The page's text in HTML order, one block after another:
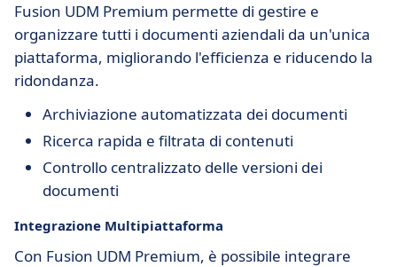
Fusion UDM Premium permette di gestire e
organizzare tutti i documenti aziendali da un'unica
piattaforma, migliorando l'efficienza e riducendo la
ridondanza.
Archiviazione automatizzata dei documenti
Ricerca rapida e filtrata di contenuti
Controllo centralizzato delle versioni dei
documenti
Integrazione Multipiattaforma
Con Fusion UDM Premium, è possibile integrare